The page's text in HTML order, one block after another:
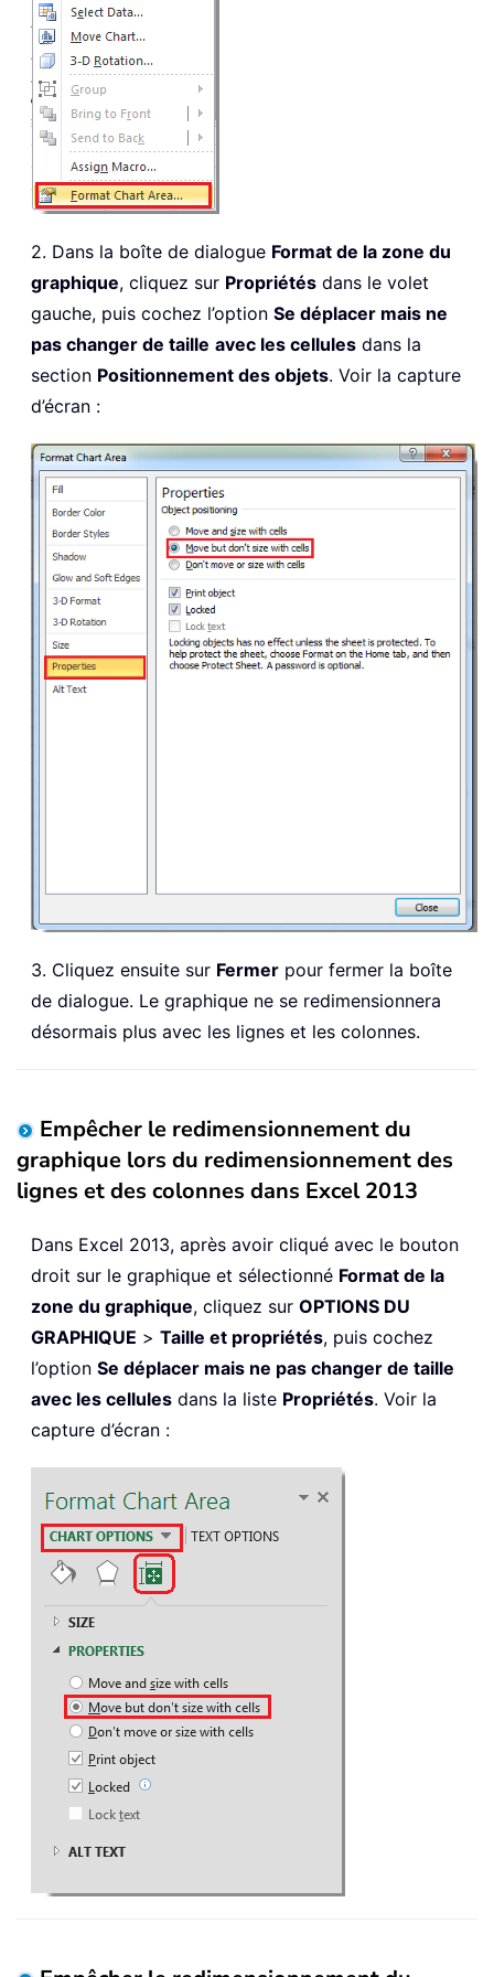
2. Dans la boîte de dialogue Format de la zone du
graphique, cliquez sur Propriétés dans le volet
gauche, puis cochez l’option Se déplacer mais ne
pas changer de taille avec les cellules dans la
section Positionnement des objets. Voir la capture
d’écran :
3. Cliquez ensuite sur Fermer pour fermer la boîte
de dialogue. Le graphique ne se redimensionnera
désormais plus avec les lignes et les colonnes.
Empêcher le redimensionnement du
graphique lors du redimensionnement des
lignes et des colonnes dans Excel 2013
Dans Excel 2013, après avoir cliqué avec le bouton
droit sur le graphique et sélectionné Format de la
zone du graphique, cliquez sur OPTIONS DU
GRAPHIQUE > Taille et propriétés, puis cochez
l’option Se déplacer mais ne pas changer de taille
avec les cellules dans la liste Propriétés. Voir la
capture d’écran :